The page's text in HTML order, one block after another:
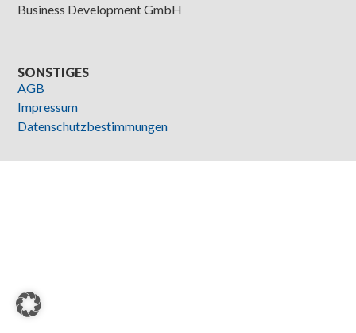
Business Development GmbH
SONSTIGES
AGB
Impressum
Datenschutzbestimmungen